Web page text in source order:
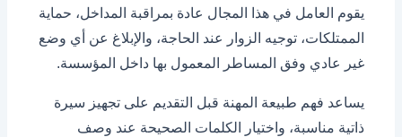
يقوم العامل في هذا المجال عادة بمراقبة المداخل، حماية
الممتلكات، توجيه الزوار عند الحاجة، والإبلاغ عن أي وضع
غير عادي وفق المساطر المعمول بها داخل المؤسسة.
يساعد فهم طبيعة المهنة قبل التقديم على تجهيز سيرة
ذاتية مناسبة، واختيار الكلمات الصحيحة عند وصف